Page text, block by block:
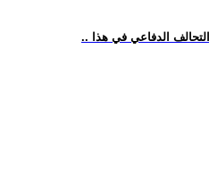
التحالف الدفاعي في هذا